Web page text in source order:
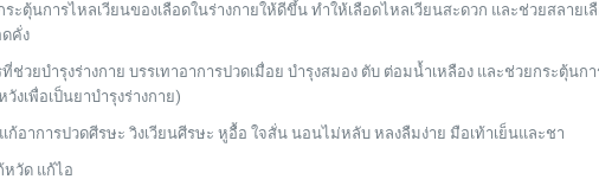
ะตุ้นการไหลเวียนของเลือดในร่างกายให้ดีขึ้น ทำให้เลือดไหลเวียนสะดวก และช่วยสลายเ
คั่ง
ช่วยบำรุงร่างกาย บรรเทาอาการปวดเมื่อย บำรุงสมอง ตับ ต่อมน้ำเหลือง และช่วยกระตุ้น
งเพื่อเป็นยาบำรุงร่างกาย)
อาการปวดศีรษะ วิงเวียนศีรษะ หูอื้อ ใจสั่น นอนไม่หลับ หลงลืมง่าย มือเท้าเย็นและชา
หวัด แก้ไอ